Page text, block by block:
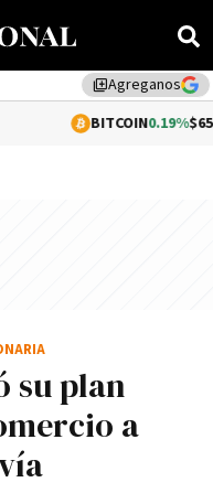
library_addAgreganos
0.19%$65,122.20
su plan
a